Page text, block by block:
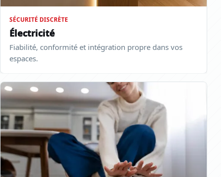
SÉCURITÉ DISCRÈTE
Électricité
Fiabilité, conformité et intégration propre dans vos
espaces.